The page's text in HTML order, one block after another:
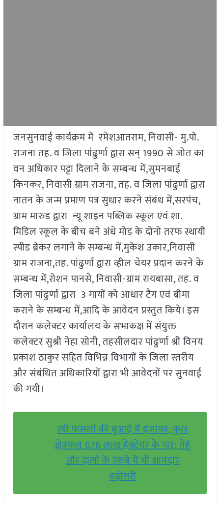
जनसुनवाई कार्यक्रम में रमेशआतराम, निवासी- मु.पो.
राजना तह. व जिला पांढुर्णा द्वारा सन् 1990 से जोत का
वन अधिकार पट्टा दिलाने के सम्बन्ध में,सुमनबाई
किनकर, निवासी ग्राम राजना, तह. व जिला पांढुर्णा द्वारा
नातन के जन्म प्रमाण पत्र सुधार करने संबंध में,सरपंच,
ग्राम मारुड द्वारा न्यू शाइन पब्लिक स्कूल एवं शा.
मिडिल स्कूल के बीच बने अंधे मोड के दोनो तरफ स्थायी
स्पीड ब्रेकर लगाने के सम्बन्ध में,मुकेश उकार,निवासी
ग्राम राजना,तह. पांढुर्णा द्वारा व्हील चेयर प्रदान करने के
सम्बन्ध में,रोशन पानसे, निवासी-ग्राम रायबासा, तह. व
जिला पांढुर्णा द्वारा 3 गायों को आधार टैग एवं बीमा
कराने के सम्बन्ध में,आदि के आवेदन प्रस्तुत किये। इस
दौरान कलेक्टर कार्यालय के सभाकक्ष में संयुक्त
कलेक्टर सुश्री नेहा सोनी, तहसीलदार पांढुर्णा श्री विनय
प्रकाश ठाकुर सहित विभिन्न विभागों के जिला स्तरीय
और संबंधित अधिकारियों द्वारा भी आवेदनों पर सुनवाई
की गयी।
रबी फसलों की बुआई में इजाफा, कुल
क्षेत्रफल 676 लाख हेक्टेयर के पार; गेहूं
और दालों के रकबे में भी शानदार
बढ़ोत्तरी